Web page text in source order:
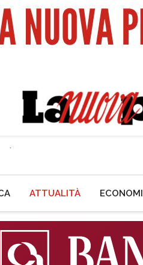
ATTUALITÀ